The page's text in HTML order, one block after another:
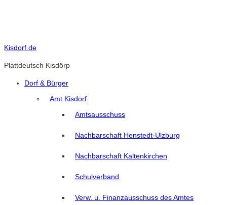
Kisdorf.de
Plattdeutsch Kisdörp
Dorf & Bürger
Amt Kisdorf
Amtsausschuss
Nachbarschaft Henstedt-Ulzburg
Nachbarschaft Kaltenkirchen
Schulverband
Verw. u. Finanzausschuss des Amtes